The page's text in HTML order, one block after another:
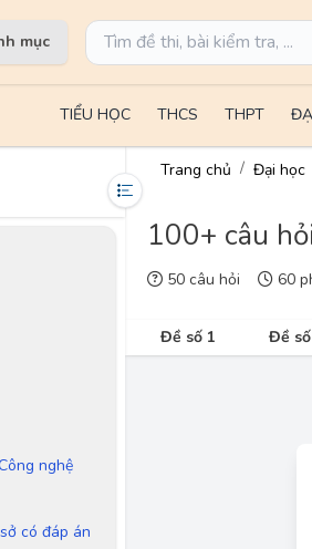
mục
TIỂU HỌC THCS THPT
nghệ
có đáp án
Trang chủ Đại học
100+ câu
50 câu hỏi 60
Đề số 1 Đề